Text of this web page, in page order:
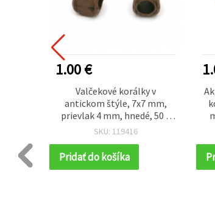
1.00 €
Valčekové korálky v
antickom štýle, 7x7 mm,
prievlak 4 mm, hnedé, 50 g
(cca 157 ks)
SKU: 119416
Pridať do košíka